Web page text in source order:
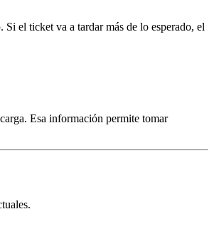
el ticket va a tardar más de lo esperado, el
Esa información permite tomar